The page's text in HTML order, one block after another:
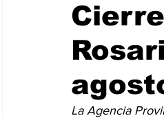
Roldán
Asociación
La Agencia